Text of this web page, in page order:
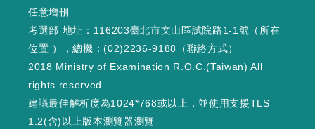
任意增刪
考選部 地址：116203臺北市文山區試院路1-1號（ 所在
位置 ），總機：(02)2236-9188（聯絡方式）
2018 Ministry of Examination R.O.C.(Taiwan) All
rights reserved.
建議最佳解析度為1024*768或以上，並使用支援TLS
1.2(含)以上版本瀏覽器瀏覽